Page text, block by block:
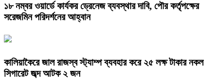
১৮ নম্বর ওয়ার্ডে কার্যকর ড্রেনেজ ব্যবস্থার দাবি, পৌর কর্তৃপক্ষের
সরেজমিন পরিদর্শনের আহ্বান
কালিয়াকৈরে জাল রাজস্ব স্ট্যাম্প ব্যবহার করে ২৫ লক্ষ টাকার নকল
সিগারেট জব্দ আটক ২ জন